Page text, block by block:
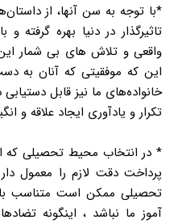
*با توجه به سن آنها، از
تاثیرگذار در دنیا بهره گرفته
واقعی و تلاش های بی شمار این
این که موفقیتی که آنان به
خانواده‌های ما نیز قابل
تکرار و یادآوری ایجاد علاقه و
* در انتخاب محیط تحصیلی که
پرداخت دقت لازم را معمول
تحصیلی ممکن است متناسب
آموز ما نباشد ، اینگونه